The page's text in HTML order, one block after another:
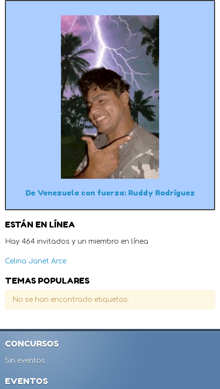
De Venezuela con fuerza: Ruddy Rodríguez
ESTÁN EN LÍNEA
Hay 464 invitados y un miembro en línea
Celina Janet Arce
TEMAS POPULARES
No se han encontrado etiquetas.
CONCURSOS
Sin eventos
EVENTOS